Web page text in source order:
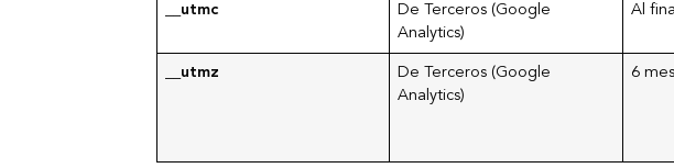
__utmc
De Terceros (Google
Analytics)
Al
__utmz
De Terceros (Google
Analytics)
6